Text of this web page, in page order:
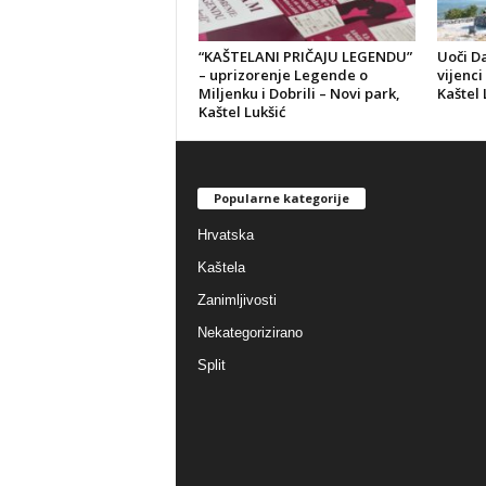
“KAŠTELANI PRIČAJU LEGENDU”
– uprizorenje Legende o
Miljenku i Dobrili – Novi park,
Kaštel Lukšić
Uoči
vijenci
Kaštel
Popularne kategorije
Hrvatska
Kaštela
Zanimljivosti
Nekategorizirano
Split